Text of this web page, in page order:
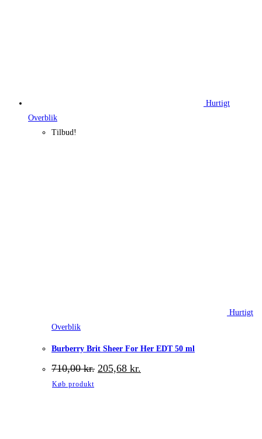
Hurtigt
Overblik
Tilbud!
Hurtigt
Overblik
Burberry Brit Sheer For Her EDT 50 ml
710,00kr. Den
oprindelige
205,68 kr.
aktuelle
Køb produkt